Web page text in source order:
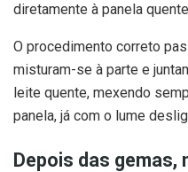
diretamente à panela
O procedimento correto
misturam-se à parte e
leite quente, mexendo
panela, já com o lume
Depois das gemas,